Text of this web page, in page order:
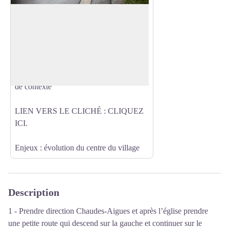
de contexte
LIEN VERS LE CLICHÉ : CLIQUEZ
ICI.
Enjeux : évolution du centre du village
Description
1 - Prendre direction Chaudes-Aigues et après l’église prendre
une petite route qui descend sur la gauche et continuer sur le